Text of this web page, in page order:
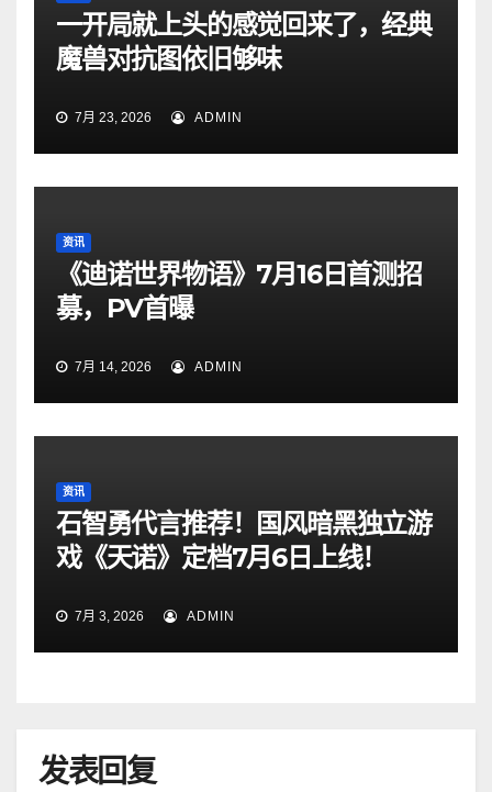
一开局就上头的感觉回来了，经典
魔兽对抗图依旧够味
7月 23, 2026 ADMIN
资讯
《迪诺世界物语》7月16日首测招
募，PV首曝
7月 14, 2026 ADMIN
资讯
石智勇代言推荐！国风暗黑独立游
戏《天诺》定档7月6日上线！
7月 3, 2026 ADMIN
发表回复